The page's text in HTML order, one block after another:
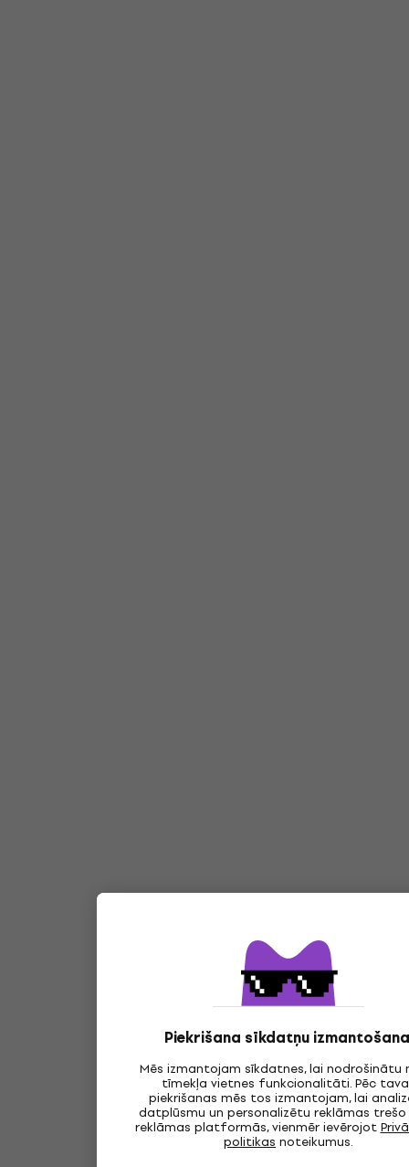
Piekrišana sīkdatņu
Mēs izmantojam sīkdatnes, lai nodrošinātu
tīmekļa vietnes funkcionalitāti. Pēc
piekrišanas mēs tos izmantojam, lai
datplūsmu un personalizētu reklāmas trešo
reklāmas platformās, vienmēr ievērojot
politikas noteikumus.